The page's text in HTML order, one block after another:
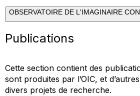
OBSERVATOIRE DE L'IMAGINAIRE
Publications
Cette section contient des
sont produites par l’OIC, et
divers projets de recherche.